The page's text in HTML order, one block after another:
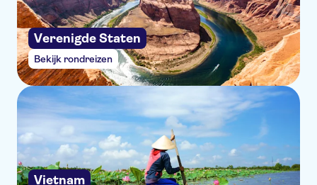
Verenigde Staten
Bekijk rondreizen
Vietnam